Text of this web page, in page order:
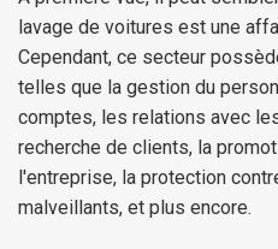
lavage de voitures est une
Cependant, ce secteur
telles que la gestion du
comptes, les relations avec
recherche de clients, la
l'entreprise, la protection
malveillants, et plus encore.